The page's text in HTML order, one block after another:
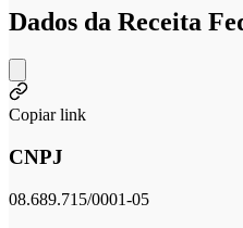
Dados da Receita
Copiar link
CNPJ
08.689.715/0001-05